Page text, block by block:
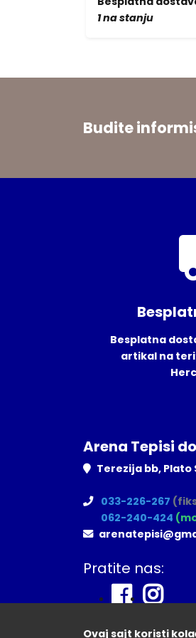
1 na stanju
Budite
Besplatna
artikal na
Arena Tepisi
Terezija bb,
033-226-267
062-240-424
Pratite nas:
Ovaj sajt koristi